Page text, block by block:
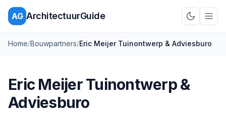
AG ArchitectuurGuide
Schakel
Home/Bouwpartners/Eric Meijer Tuinontwerp & Adviesburo
Eric Meijer Tuinontwerp &
Adviesburo